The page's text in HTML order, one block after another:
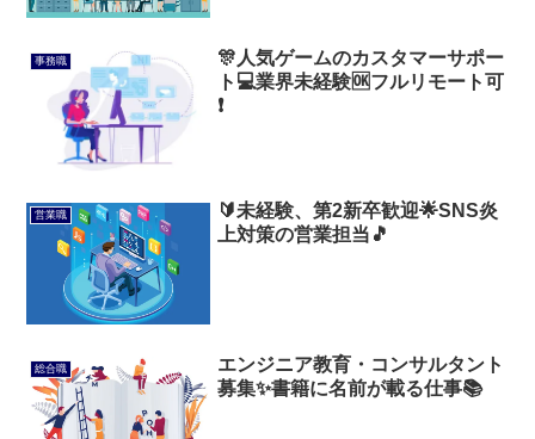
事務職
🎊人気ゲームのカスタマーサポー
ト💻業界未経験🆗フルリモート可
❗
営業職
🔰未経験、第2新卒歓迎🌟SNS炎
上対策の営業担当🎵
総合職
エンジニア教育・コンサルタント
募集✨書籍に名前が載る仕事📚️